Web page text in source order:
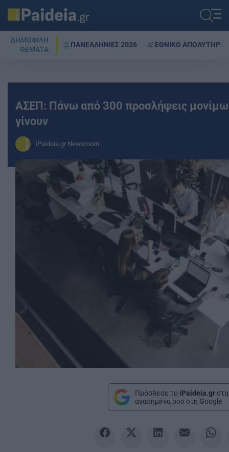
ΔΗΜΟΦΙΛΗ
ΘΕΜΑΤΑ
ΠΑΝΕΛΛΗΝΙΕΣ 2026 ΕΘΝΙΚΟ ΑΠΟΛΥΤΗΡΙΟ
ΑΣΕΠ: Πάνω από 300 προσλήψεις
γίνουν
iPaideia.gr Newsroom
Πρόσθεσε το iPaideia.gr στα
αγαπημένα σου στη Google